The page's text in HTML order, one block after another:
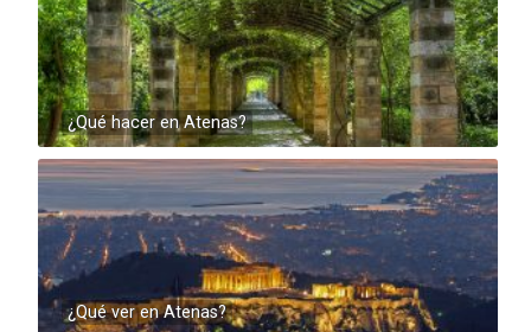
¿Qué hacer en Atenas?
¿Qué ver en Atenas?